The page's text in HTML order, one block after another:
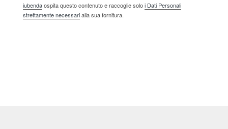
iubendaospita questo contenuto e raccoglie soloi Dati Personali
strettamente necessarialla sua fornitura.